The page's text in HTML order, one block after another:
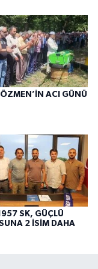
ACI GÜNÜ
SK, GÜÇLÜ
2 İSİM DAHA